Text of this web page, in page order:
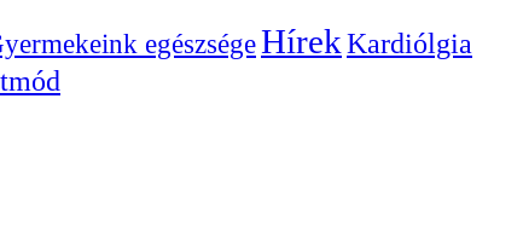
egészségeHírekKardiólgia